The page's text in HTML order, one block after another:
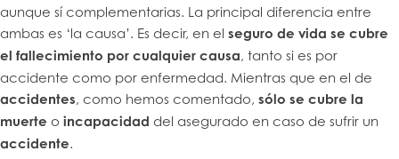
aunque sí complementarias. La principal diferencia entre
ambas es ‘la causa’. Es decir, en el seguro de vida se cubre
el fallecimiento por cualquier causa, tanto si es por
accidente como por enfermedad. Mientras que en el de
accidentes, como hemos comentado, sólo se cubre la
muerte o incapacidad del asegurado en caso de sufrir un
accidente.